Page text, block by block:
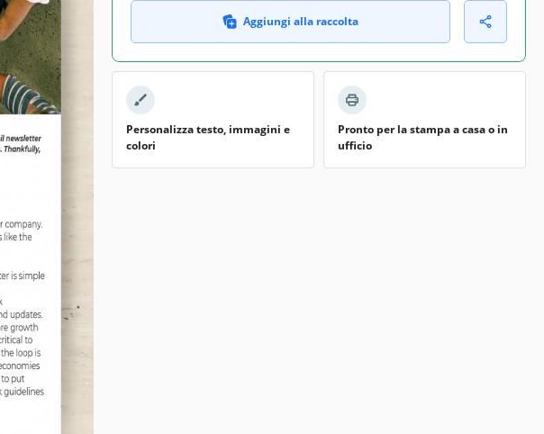
Aggiungi alla raccolta
Personalizza testo, immagini e
colori
Pronto per la stampa a casa o in
ufficio